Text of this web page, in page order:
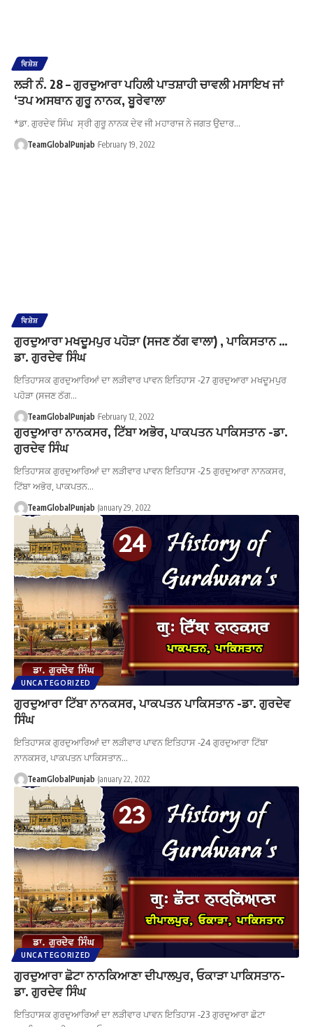
ਵਿਸ਼ੇਸ਼
ਲੜੀ ਨੰ. 28 – ਗੁਰਦੁਆਰਾ ਪਹਿਲੀ ਪਾਤਸ਼ਾਹੀ ਚਾਵਲੀ ਮਸਾਇਖ ਜਾਂ
‘ਤਪ ਅਸਥਾਨ ਗੁਰੂ ਨਾਨਕ, ਬੂਰੇਵਾਲਾ
*ਡਾ. ਗੁਰਦੇਵ ਸਿੰਘ ਸ੍ਰੀ ਗੁਰੂ ਨਾਨਕ ਦੇਵ ਜੀ ਮਹਾਰਾਜ ਨੇ ਜਗਤ ਉਦਾਰ…
TeamGlobalPunjab February 19, 2022
ਵਿਸ਼ੇਸ਼
ਗੁਰਦੁਆਰਾ ਮਖਦੂਮਪੁਰ ਪਹੋੜਾ (ਸਜਣ ਠੱਗ ਵਾਲਾ) , ਪਾਕਿਸਤਾਨ …
ਡਾ. ਗੁਰਦੇਵ ਸਿੰਘ
ਇਤਿਹਾਸਕ ਗੁਰਦੁਆਰਿਆਂ ਦਾ ਲੜੀਵਾਰ ਪਾਵਨ ਇਤਿਹਾਸ -27 ਗੁਰਦੁਆਰਾ ਮਖਦੂਮਪੁਰ
ਪਹੋੜਾ (ਸਜਣ ਠੱਗ…
TeamGlobalPunjab February 12, 2022
ਗੁਰਦੁਆਰਾ ਨਾਨਕਸਰ, ਟਿੱਬਾ ਅਭੋਰ, ਪਾਕਪਤਨ ਪਾਕਿਸਤਾਨ -ਡਾ.
ਗੁਰਦੇਵ ਸਿੰਘ
ਇਤਿਹਾਸਕ ਗੁਰਦੁਆਰਿਆਂ ਦਾ ਲੜੀਵਾਰ ਪਾਵਨ ਇਤਿਹਾਸ -25 ਗੁਰਦੁਆਰਾ ਨਾਨਕਸਰ,
ਟਿੱਬਾ ਅਭੋਰ, ਪਾਕਪਤਨ…
TeamGlobalPunjab January 29, 2022
UNCATEGORIZED
ਗੁਰਦੁਆਰਾ ਟਿੱਬਾ ਨਾਨਕਸਰ, ਪਾਕਪਤਨ ਪਾਕਿਸਤਾਨ -ਡਾ. ਗੁਰਦੇਵ
ਸਿੰਘ
ਇਤਿਹਾਸਕ ਗੁਰਦੁਆਰਿਆਂ ਦਾ ਲੜੀਵਾਰ ਪਾਵਨ ਇਤਿਹਾਸ -24 ਗੁਰਦੁਆਰਾ ਟਿੱਬਾ
ਨਾਨਕਸਰ, ਪਾਕਪਤਨ ਪਾਕਿਸਤਾਨ…
TeamGlobalPunjab January 22, 2022
UNCATEGORIZED
ਗੁਰਦੁਆਰਾ ਛੋਟਾ ਨਾਨਕਿਆਣਾ ਦੀਪਾਲਪੁਰ, ਓਕਾੜਾ ਪਾਕਿਸਤਾਨ-
ਡਾ. ਗੁਰਦੇਵ ਸਿੰਘ
ਇਤਿਹਾਸਕ ਗੁਰਦੁਆਰਿਆਂ ਦਾ ਲੜੀਵਾਰ ਪਾਵਨ ਇਤਿਹਾਸ -23 ਗੁਰਦੁਆਰਾ ਛੋਟਾ